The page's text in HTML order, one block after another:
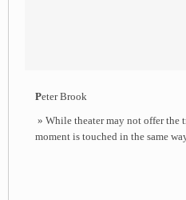
Peter Brook
» While theater may not offer the
moment is touched in the same